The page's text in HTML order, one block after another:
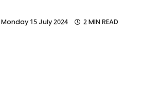
Monday 15 July 2024 2 MIN READ